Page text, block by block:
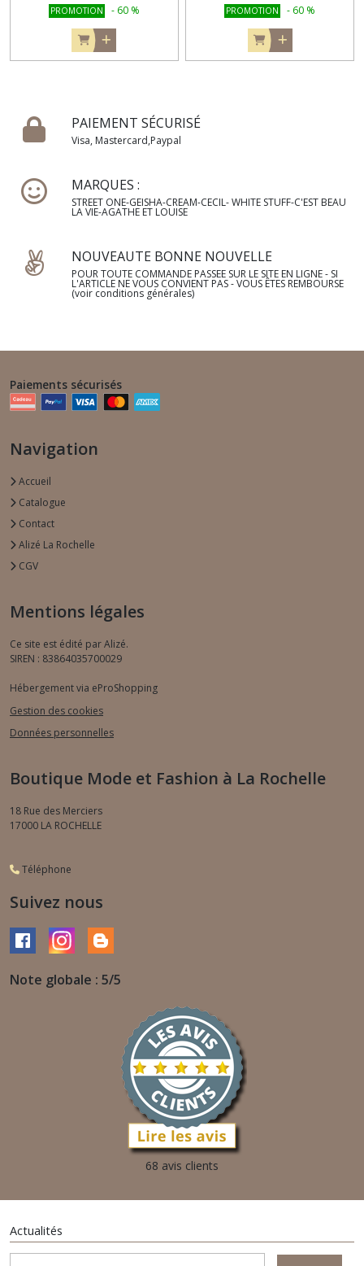
PROMOTION - 60 % PROMOTION - 60 %
PAIEMENT SÉCURISÉ
Visa, Mastercard,Paypal
MARQUES :
STREET ONE-GEISHA-CREAM-CECIL- WHITE STUFF-C'EST BEAU
LA VIE-AGATHE ET LOUISE
NOUVEAUTE BONNE NOUVELLE
POUR TOUTE COMMANDE PASSEE SUR LE SITE EN LIGNE - SI
L'ARTICLE NE VOUS CONVIENT PAS - VOUS ÊTES REMBOURSE
(voir conditions générales)
Paiements sécurisés
Navigation
Accueil
Catalogue
Contact
Alizé La Rochelle
CGV
Mentions légales
Ce site est édité par Alizé.
SIREN : 83864035700029
Hébergement via eProShopping
Gestion des cookies
Données personnelles
Boutique Mode et Fashion à La Rochelle
18 Rue des Merciers
17000 LA ROCHELLE
Téléphone
Suivez nous
Note globale : 5/5
68 avis clients
Actualités